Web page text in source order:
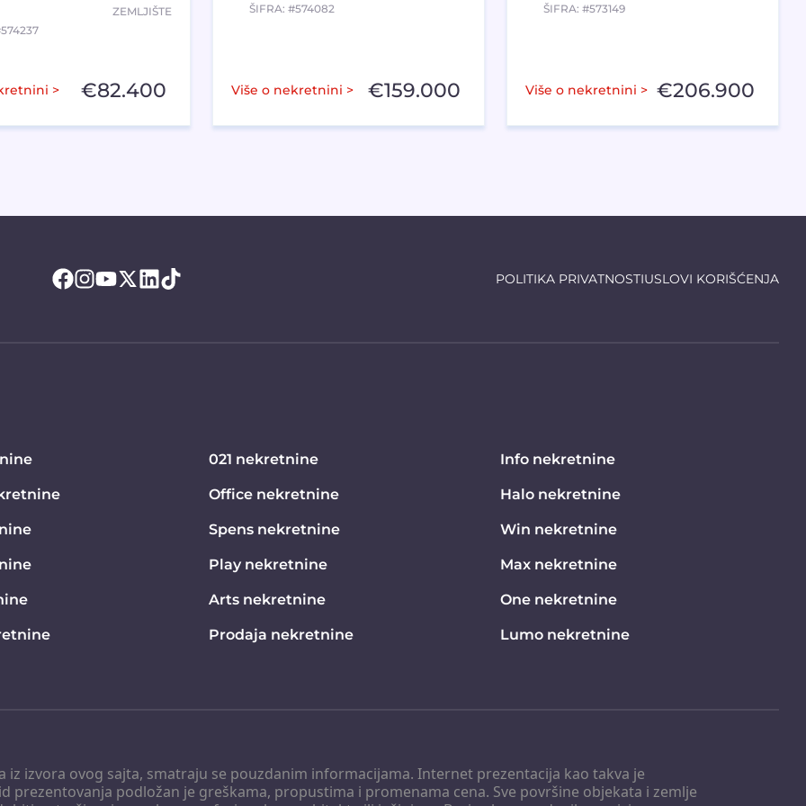
ZEMLJIŠTE
> €82.400
ŠIFRA: #574082
Više o nekretnini > €159.000
ŠIFRA: #573149
Više o nekretnini > €206.900
POLITIKA PRIVATNOSTIUSLOVI KORIŠĆENJA
iz izvora ovog sajta, smatraju se pouzdanim informacijama. Internet prezentacija kao takva je
prezentovanja podložan je greškama, propustima i promenama cena. Sve površine objekata i zemlje
021 nekretnine Info nekretnine
Office nekretnine Halo nekretnine
Spens nekretnine Win nekretnine
Play nekretnine Max nekretnine
Arts nekretnine One nekretnine
Prodaja nekretnine Lumo nekretnine